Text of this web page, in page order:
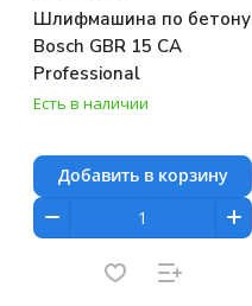
Шлифмашина по бетону
Bosch GBR 15 CA
Professional
Есть в наличии
Добавить в корзину